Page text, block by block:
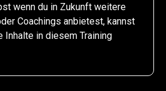
wenn du in Zukunft weitere
Coachings anbietest, kannst
Inhalte in diesem Training